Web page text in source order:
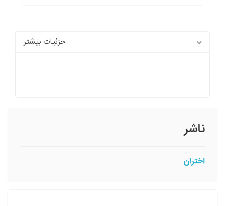
جزئیات بیشتر
ناشر
اختران